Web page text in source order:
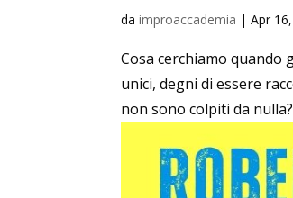
daimproaccademia |Apr
Cosa cerchiamo
unici, degni di essere
non sono colpiti da